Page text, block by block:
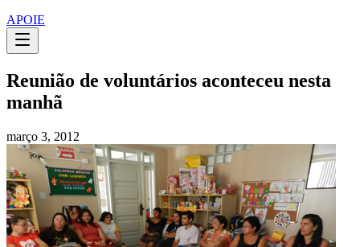
APOIE
Reunião de voluntários aconteceu nesta
manhã
março 3, 2012